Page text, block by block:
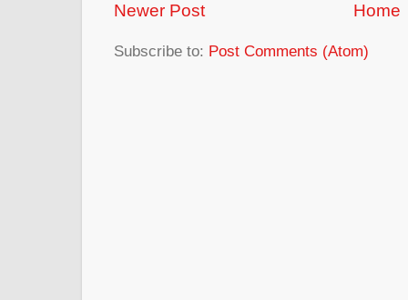
Newer Post Home
Subscribe to: Post Comments (Atom)